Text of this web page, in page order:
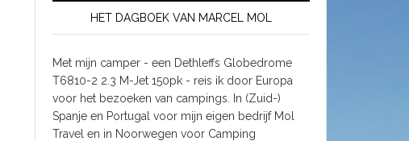
HET DAGBOEK VAN MARCEL MOL
Met mijn camper - een Dethleffs Globedrome
T6810-2 2.3 M-Jet 150pk - reis ik door Europa
voor het bezoeken van campings. In (Zuid-)
Spanje en Portugal voor mijn eigen bedrijf Mol
Travel en in Noorwegen voor Camping